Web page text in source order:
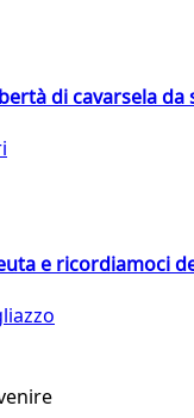
di cavarsela da
e ricordiamoci